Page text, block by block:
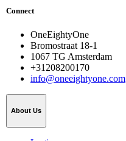
Connect
OneEightyOne
Bromostraat 18-1
1067 TG Amsterdam
+31208200170
info@oneeightyone.com
About Us